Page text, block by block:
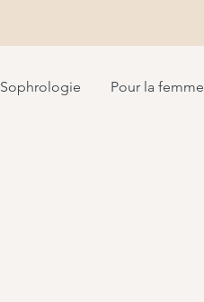
Sophrologie Pour la femme